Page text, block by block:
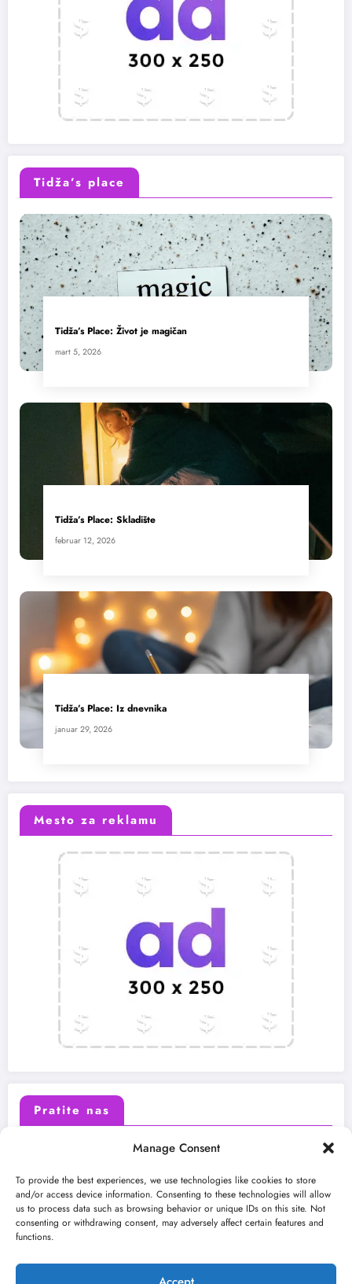
Manage Consent
To provide the best experiences, we use technologies like cookies to store
and/or access device information. Consenting to these technologies will allow
us to process data such as browsing behavior or unique IDs on this site. Not
consenting or withdrawing consent, may adversely affect certain features and
functions.
Tidža’s place
Tidža’s Place: Život je magičan
mart 5, 2026
Tidža’s Place: Skladište
februar 12, 2026
Tidža’s Place: Iz dnevnika
januar 29, 2026
Mesto za reklamu
Pratite nas
Instagram Youtube